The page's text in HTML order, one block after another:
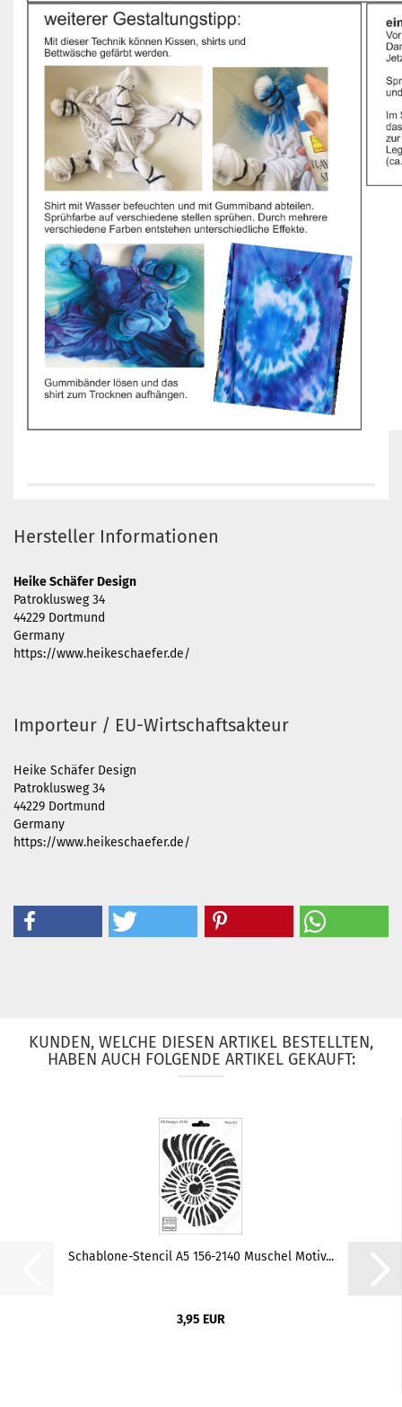
Hersteller Informationen
Heike Schäfer Design
Patroklusweg 34
44229 Dortmund
Germany
https://www.heikeschaefer.de/
Importeur / EU-Wirtschaftsakteur
Heike Schäfer Design
Patroklusweg 34
44229 Dortmund
Germany
https://www.heikeschaefer.de/
KUNDEN, WELCHE DIESEN ARTIKEL BESTELLTEN,
HABEN AUCH FOLGENDE ARTIKEL GEKAUFT:
Schablone-Stencil A5 156-2140 Muschel Motiv...
3,95 EUR